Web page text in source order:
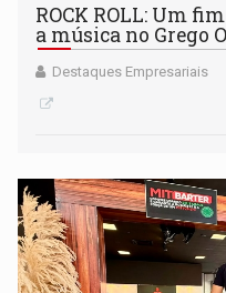
ROCK ROLL: Um
a música no Grego
Destaques Empresariais